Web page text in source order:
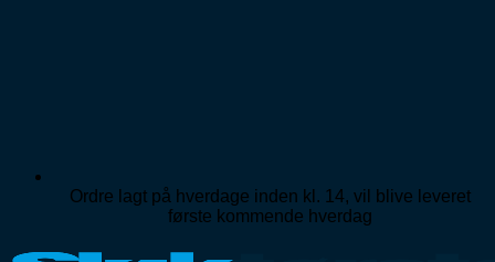
Ordre lagt på hverdage inden kl. 14, vil blive leveret
første kommende hverdag